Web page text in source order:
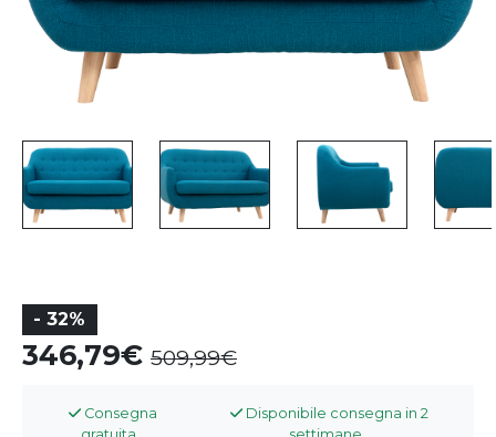
- 32%
346,79 509,99
Consegna
Disponibile consegna in 2